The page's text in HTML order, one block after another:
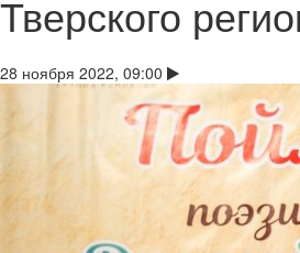
Тверского
28 ноября 2022, 09:00